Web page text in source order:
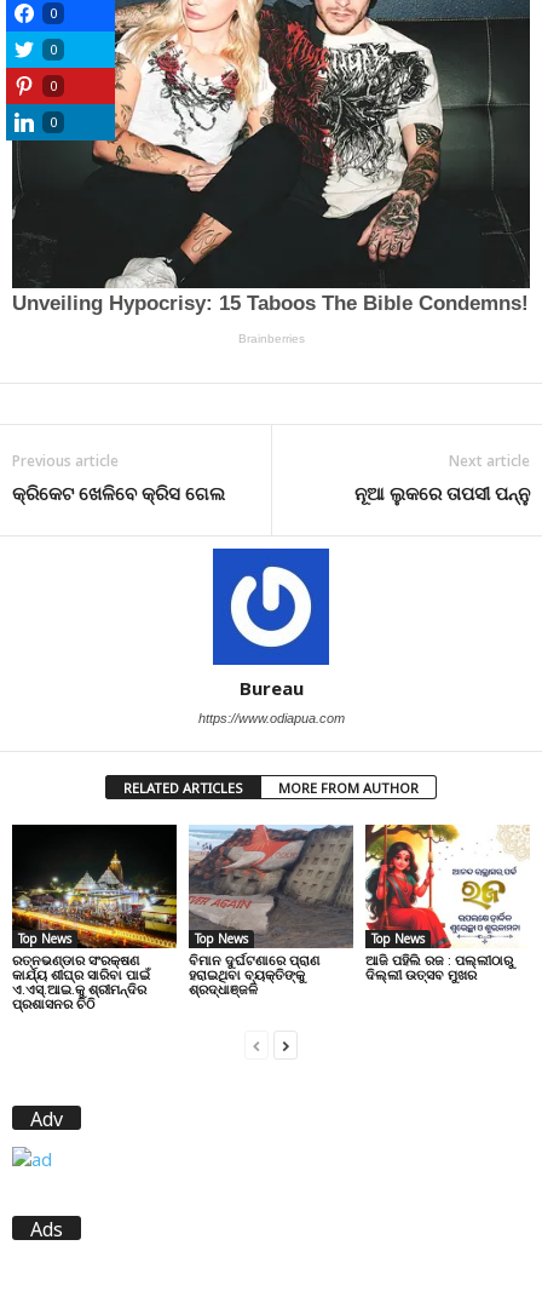
Previous article
କ୍ରିକେଟ ଖେଳିବେ କ୍ରିସ ଗେଲ
Next article
ନୂଆ ଲୁକରେ ତାପସୀ ପନ୍ନୁ
Bureau
https://www.odiapua.com
RELATED ARTICLES MORE FROM AUTHOR
Top News
ରତ୍ନଭଣ୍ଡାର ସଂରକ୍ଷଣ
କାର୍ଯ୍ୟ ଶୀଘ୍ର ସାରିବା ପାଇଁ
ଏ.ଏସ୍.ଆଇ.କୁ ଶ୍ରୀମନ୍ଦିର
ପ୍ରଶାସନର ଚିଠି
Top News
ବିମାନ ଦୁର୍ଘଟଣାରେ ପ୍ରାଣ
ହରାଇଥିବା ବ୍ୟକ୍ତିଙ୍କୁ
ଶ୍ରଦ୍ଧାଞ୍ଜଳି
Top News
ଆଜି ପହିଲି ରଜ : ପଲ୍ଲୀଠାରୁ
ଦିଲ୍ଲୀ ଉତ୍ସବ ମୁଖର
Adv
Ads
0
0
0
0